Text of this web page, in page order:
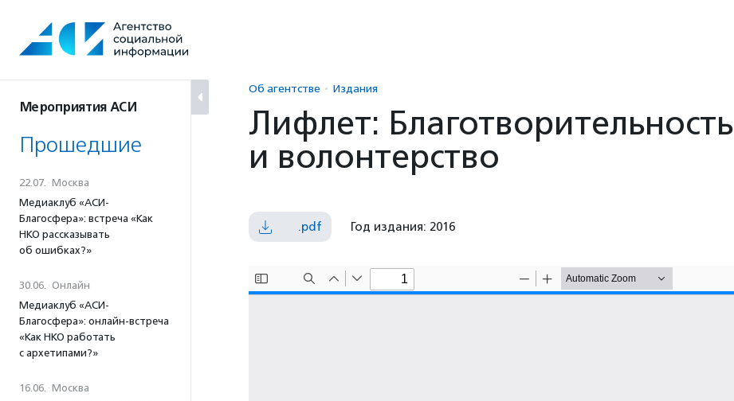
содержанию
Мероприятия АСИ
Прошедшие
22.07. · Москва
Медиаклуб «АСИ-
Благосфера»: встреча «Как
НКО рассказывать
об ошибках?»
30.06. · Онлайн
Медиаклуб «АСИ-
Благосфера»: онлайн-встреча
«Как НКО работать
с архетипами?»
16.06. · Москва
Об агентстве Издания
Лифлет: Благотворительность
и волонтерство
.pdf Год издания: 2016